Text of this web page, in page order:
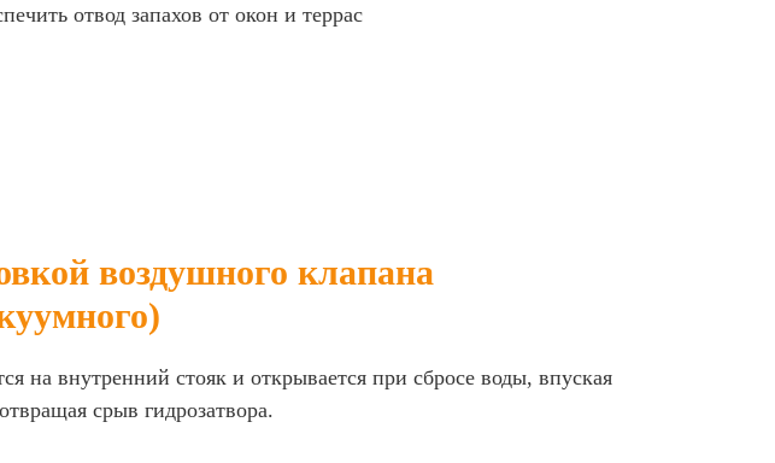
отвод запахов от окон и террас
воздушного клапана
на внутренний стояк и открывается при сбросе воды, впуская
срыв гидрозатвора.